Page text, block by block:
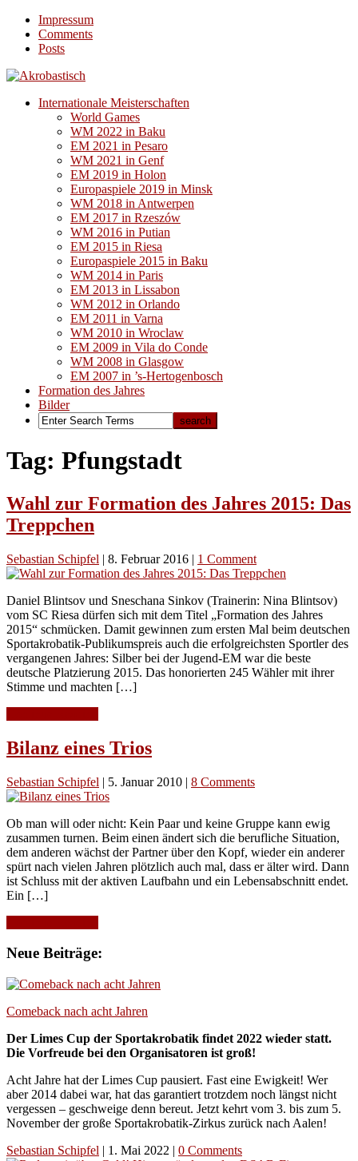
Impressum
Comments
Posts
Internationale Meisterschaften
World Games
WM 2022 in Baku
EM 2021 in Pesaro
WM 2021 in Genf
EM 2019 in Holon
Europaspiele 2019 in Minsk
WM 2018 in Antwerpen
EM 2017 in Rzeszów
WM 2016 in Putian
EM 2015 in Riesa
Europaspiele 2015 in Baku
WM 2014 in Paris
EM 2013 in Lissabon
WM 2012 in Orlando
EM 2011 in Varna
WM 2010 in Wroclaw
EM 2009 in Vila do Conde
WM 2008 in Glasgow
EM 2007 in ’s-Hertogenbosch
Formation des Jahres
Bilder
Tag: Pfungstadt
Wahl zur Formation des Jahres 2015: Das
Treppchen
Sebastian Schipfel | 8. Februar 2016 | 1 Comment
Daniel Blintsov und Sneschana Sinkov (Trainerin: Nina Blintsov)
vom SC Riesa dürfen sich mit dem Titel „Formation des Jahres
2015“ schmücken. Damit gewinnen zum ersten Mal beim deutschen
Sportakrobatik-Publikumspreis auch die erfolgreichsten Sportler des
vergangenen Jahres: Silber bei der Jugend-EM war die beste
deutsche Platzierung 2015. Das honorierten 245 Wähler mit ihrer
Stimme und machten […]
Bilanz eines Trios
Sebastian Schipfel | 5. Januar 2010 | 8 Comments
Ob man will oder nicht: Kein Paar und keine Gruppe kann ewig
zusammen turnen. Beim einen ändert sich die berufliche Situation,
dem anderen wächst der Partner über den Kopf, wieder ein anderer
spürt nach vielen Jahren plötzlich auch mal, dass er älter wird. Dann
ist Schluss mit der aktiven Laufbahn und ein Lebensabschnitt endet.
Ein […]
Neue Beiträge:
Comeback nach acht Jahren
Der Limes Cup der Sportakrobatik findet 2022 wieder statt.
Die Vorfreude bei den Organisatoren ist groß!
Acht Jahre hat der Limes Cup pausiert. Fast eine Ewigkeit! Wer
aber 2014 dabei war, hat das garantiert trotzdem noch längst nicht
vergessen – geschweige denn bereut. Jetzt kehrt vom 3. bis zum 5.
November der große Sportakrobatik-Zirkus zurück nach Aalen!
Sebastian Schipfel | 1. Mai 2022 | 0 Comments